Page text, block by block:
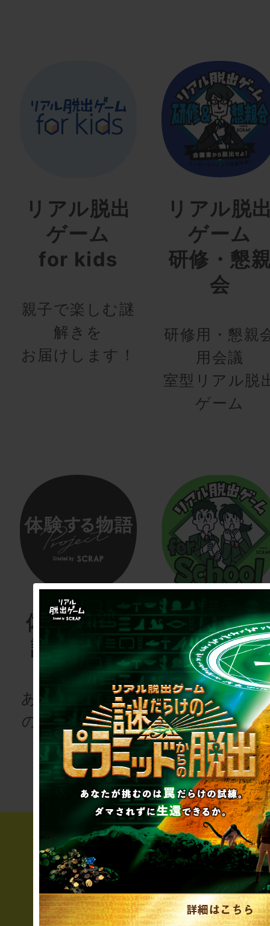
リアル脱出
ゲーム
for kids
親子で楽しむ謎
解きを
お届けします！
リアル脱
ゲーム
研修・懇
会
研修用・懇親
用会議
室型リアル脱
ゲーム
体験する物
語project
あなたも、物語
の登場人物にな
りませんか
リアル脱
ゲーム
for
次の授業は“謎
き”!?